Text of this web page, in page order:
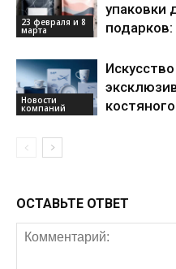
23 февраля и 8
марта
упаковки
Новости
компаний
ОСТАВЬТЕ ОТВЕТ